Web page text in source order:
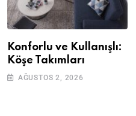
Konforlu ve Kullanışlı:
Köşe Takımları
AĞUSTOS 2, 2026